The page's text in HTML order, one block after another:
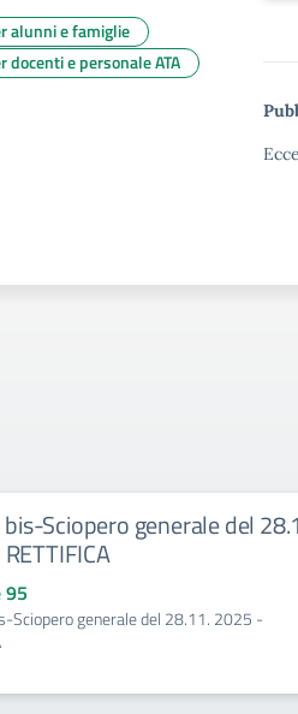
alunni e famiglie
docenti e personale ATA
bis-Sciopero generale del
95
Sciopero generale del 28.11. 2025 -